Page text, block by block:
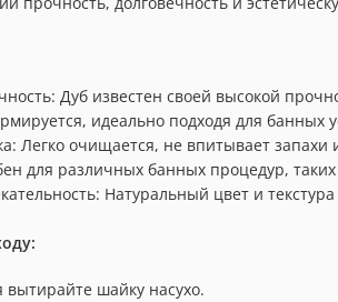
Дуб известен своей высокой
идеально подходя для банных
Легко очищается, не впитывает
для различных банных процедур,
Натуральный цвет и
вытирайте шайку насухо.